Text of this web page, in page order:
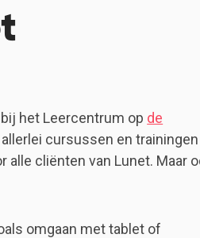
het Leercentrum op de
cursussen en trainingen
alle cliënten van Lunet. Maar
omgaan met tablet of